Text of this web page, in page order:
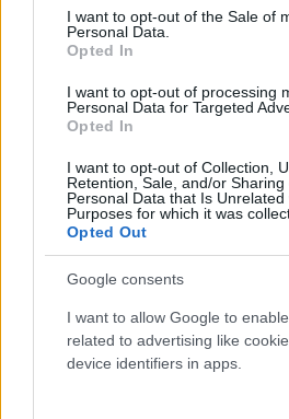
consent section.
I want to opt-out of the Sale of
Personal Data.
Opted In
I want to opt-out of processing
Personal Data for Targeted
Opted In
I want to opt-out of Collection,
Retention, Sale, and/or Sharing
Personal Data that Is Unrelated
Purposes for which it was
Opted Out
Google consents
I want to allow Google to
related to advertising like
device identifiers in apps.
Εμβολιασμοί: Στις 26/3
παραλαβής των εμβολίων